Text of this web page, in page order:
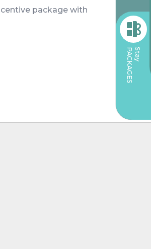
Stay
PACKAGES
package with